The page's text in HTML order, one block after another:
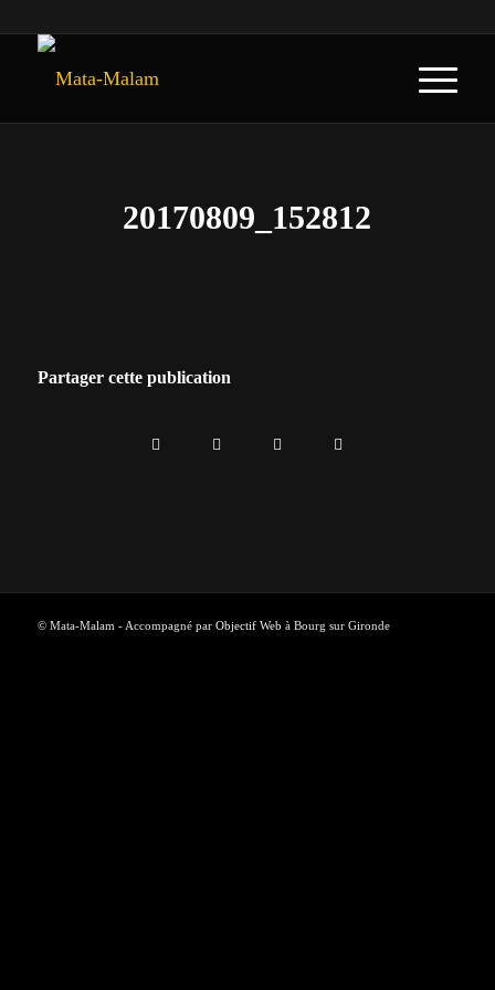
20170809_152812
Partager cette publication
© Mata-Malam - Accompagné par Objectif Web à Bourg sur Gironde